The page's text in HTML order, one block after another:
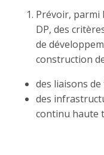
Prévoir, parmi
DP, des
de
construction
des liaisons
des
continu haute